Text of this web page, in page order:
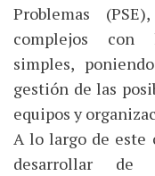
Problemas
complejos con
simples,
gestión de las
equipos y
A lo largo de este
desarrollar de